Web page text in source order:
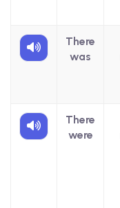
There
was
There
were